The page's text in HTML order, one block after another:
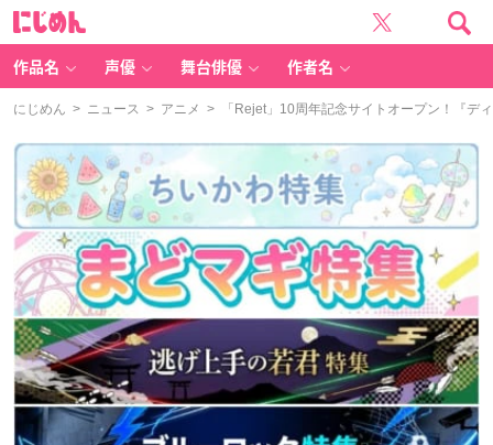
作品名 声優 舞台俳優 作者名
にじめん > ニュース > アニメ > 「Rejet」10周年記念サイトオープン！『デ